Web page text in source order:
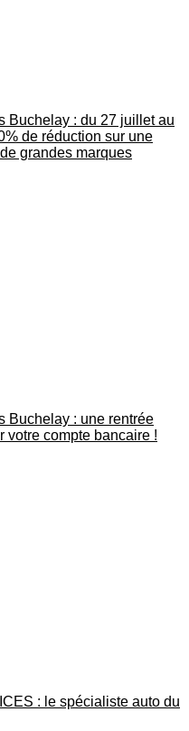
Buchelay : du 27 juillet au
de réduction sur une
grandes marques
Buchelay : une rentrée
votre compte bancaire !
: le spécialiste auto du